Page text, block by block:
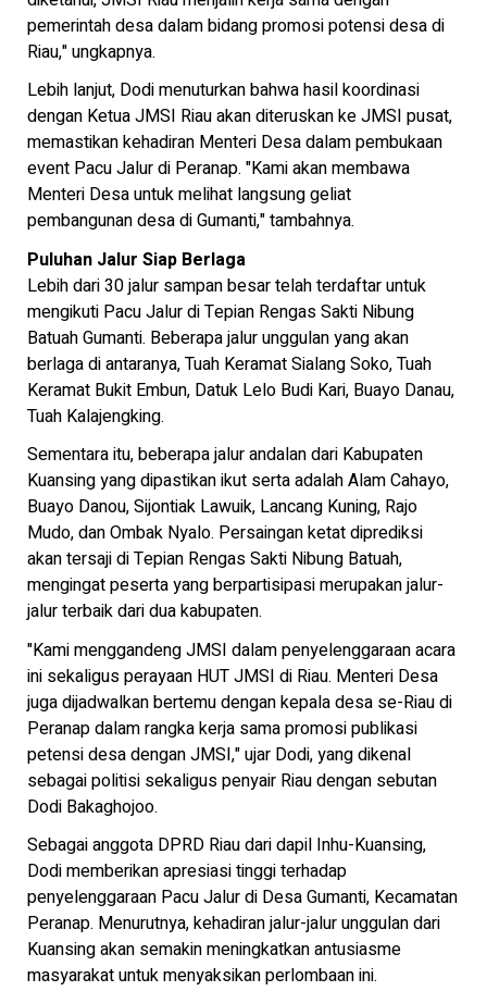
pemerintah desa dalam bidang promosi potensi desa di
Riau," ungkapnya.
Lebih lanjut, Dodi menuturkan bahwa hasil koordinasi
dengan Ketua JMSI Riau akan diteruskan ke JMSI pusat,
memastikan kehadiran Menteri Desa dalam pembukaan
event Pacu Jalur di Peranap. "Kami akan membawa
Menteri Desa untuk melihat langsung geliat
pembangunan desa di Gumanti," tambahnya.
Puluhan Jalur Siap Berlaga
Lebih dari 30 jalur sampan besar telah terdaftar untuk
mengikuti Pacu Jalur di Tepian Rengas Sakti Nibung
Batuah Gumanti. Beberapa jalur unggulan yang akan
berlaga di antaranya, Tuah Keramat Sialang Soko, Tuah
Keramat Bukit Embun, Datuk Lelo Budi Kari, Buayo Danau,
Tuah Kalajengking.
Sementara itu, beberapa jalur andalan dari Kabupaten
Kuansing yang dipastikan ikut serta adalah Alam Cahayo,
Buayo Danou, Sijontiak Lawuik, Lancang Kuning, Rajo
Mudo, dan Ombak Nyalo. Persaingan ketat diprediksi
akan tersaji di Tepian Rengas Sakti Nibung Batuah,
mengingat peserta yang berpartisipasi merupakan jalur-
jalur terbaik dari dua kabupaten.
"Kami menggandeng JMSI dalam penyelenggaraan acara
ini sekaligus perayaan HUT JMSI di Riau. Menteri Desa
juga dijadwalkan bertemu dengan kepala desa se-Riau di
Peranap dalam rangka kerja sama promosi publikasi
petensi desa dengan JMSI," ujar Dodi, yang dikenal
sebagai politisi sekaligus penyair Riau dengan sebutan
Dodi Bakaghojoo.
Sebagai anggota DPRD Riau dari dapil Inhu-Kuansing,
Dodi memberikan apresiasi tinggi terhadap
penyelenggaraan Pacu Jalur di Desa Gumanti, Kecamatan
Peranap. Menurutnya, kehadiran jalur-jalur unggulan dari
Kuansing akan semakin meningkatkan antusiasme
masyarakat untuk menyaksikan perlombaan ini.